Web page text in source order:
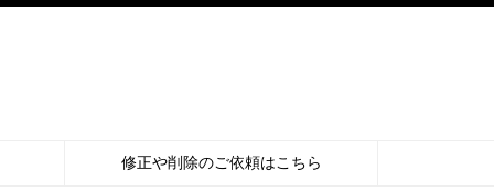
修正や削除のご依頼はこちら